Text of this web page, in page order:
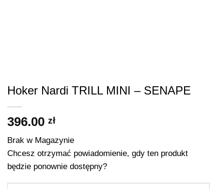
Hoker Nardi TRILL MINI – SENAPE
396.00 zł
Brak w Magazynie
Chcesz otrzymać powiadomienie, gdy ten produkt
będzie ponownie dostępny?